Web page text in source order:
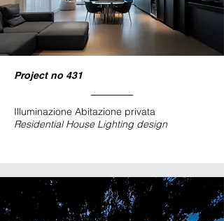
Project no 431
Illuminazione Abitazione privata
Residential House Lighting design